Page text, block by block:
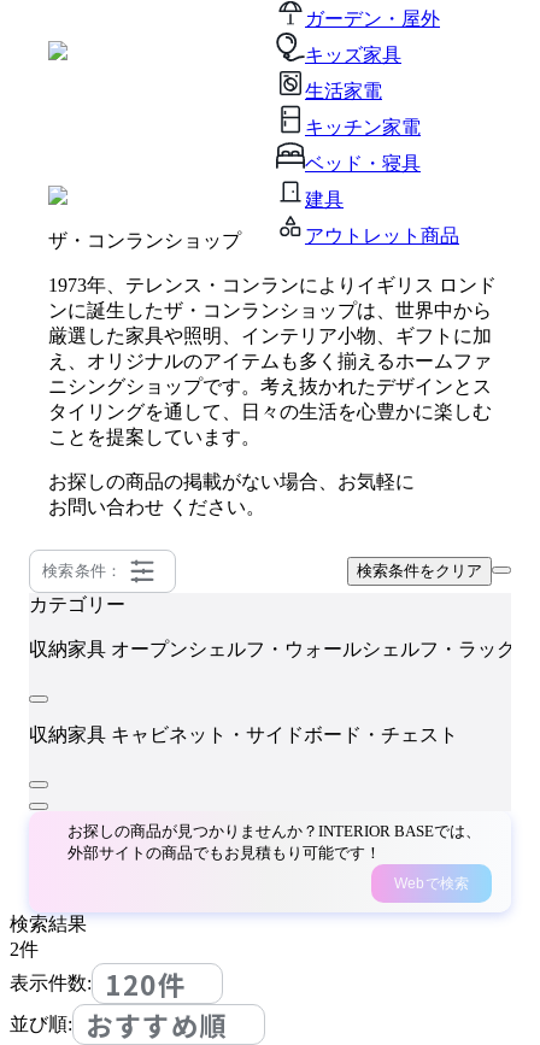
ガーデン・屋外
キッズ家具
生活家電
キッチン家電
ベッド・寝具
建具
アウトレット商品
ザ・コンランショップ
1973年、テレンス・コンランによりイギリス ロンド
ンに誕生したザ・コンランショップは、世界中から
厳選した家具や照明、インテリア小物、ギフトに加
え、オリジナルのアイテムも多く揃えるホームファ
ニシングショップです。考え抜かれたデザインとス
タイリングを通して、日々の生活を心豊かに楽しむ
ことを提案しています。
お探しの商品の掲載がない場合、お気軽に
お問い合わせ ください。
検索条件： 検索条件をクリア
カテゴリー
収納家具 オープンシェルフ・ウォールシェルフ・ラック
収納家具 キャビネット・サイドボード・チェスト
お探しの商品が見つかりませんか？INTERIOR BASEでは、
外部サイトの商品でもお見積もり可能です！
Webで検索
検索結果
2件
表示件数:
120件
並び順: おすすめ順